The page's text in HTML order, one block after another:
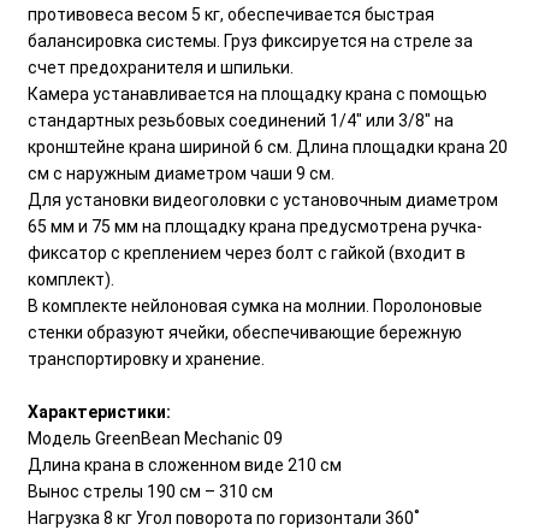
противовеса весом 5 кг, обеспечивается быстрая
балансировка системы. Груз фиксируется на стреле за
счет предохранителя и шпильки.
Камера устанавливается на площадку крана с помощью
стандартных резьбовых соединений 1/4" или 3/8" на
кронштейне крана шириной 6 см. Длина площадки крана 20
см с наружным диаметром чаши 9 см.
Для установки видеоголовки с установочным диаметром
65 мм и 75 мм на площадку крана предусмотрена ручка-
фиксатор с креплением через болт с гайкой (входит в
комплект).
В комплекте нейлоновая сумка на молнии. Поролоновые
стенки образуют ячейки, обеспечивающие бережную
транспортировку и хранение.
Характеристики:
Модель GreenBean Mechanic 09
Длина крана в сложенном виде 210 см
Вынос стрелы 190 см – 310 см
Нагрузка 8 кг Угол поворота по горизонтали 360˚